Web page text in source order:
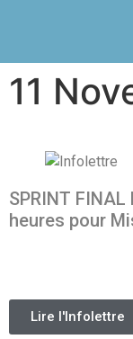
11
SPRINT FINAL
heures pour
Lire l'Infolettre